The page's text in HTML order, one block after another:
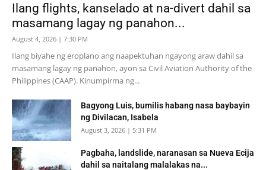
Ilang flights, kanselado at na-divert dahil sa
masamang lagay ng panahon...
August 4, 2026 | 7:30 PM
Ilang biyahe ng eroplano ang naapektuhan ngayong araw dahil sa
masamang lagay ng panahon, ayon sa Civil Aviation Authority of the
Philippines (CAAP). Kinumpirma ng...
Bagyong Luis, bumilis habang nasa baybayin
ng Divilacan, Isabela
August 3, 2026 | 5:31 PM
Pagbaha, landslide, naranasan sa Nueva Ecija
dahil sa naitalang malalakas na...